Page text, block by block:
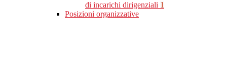
di incarichi dirigenziali 1
Posizioni organizzative